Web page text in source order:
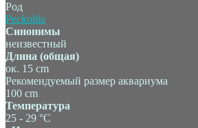
Род
Peckoltia
Синонимы
неизвестный
Длина (общая)
ок. 15 cm
Рекомендуемый размер аквариума
100 cm
Температура
25 - 29 °C